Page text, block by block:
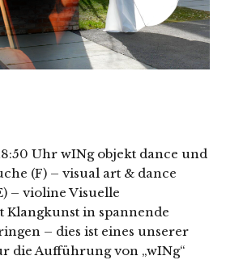
Uhr wINg objekt dance und
(F) – visual art & dance
– violine Visuelle
in spannende
– dies ist eines unserer
die Aufführung von „wINg“